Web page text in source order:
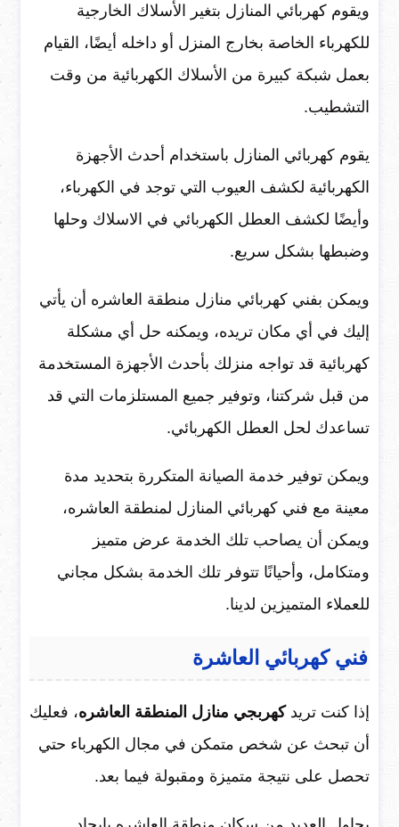
ويقوم كهربائي المنازل بتغير الأسلاك الخارجية
للكهرباء الخاصة بخارج المنزل أو داخله أيضًا، القيام
بعمل شبكة كبيرة من الأسلاك الكهربائية من وقت
التشطيب.
يقوم كهربائي المنازل باستخدام أحدث الأجهزة
الكهربائية لكشف العيوب التي توجد في الكهرباء،
وأيضًا لكشف العطل الكهربائي في الاسلاك وحلها
وضبطها بشكل سريع.
ويمكن بفني كهربائي منازل منطقة العاشره أن يأتي
إليك في أي مكان تريده، ويمكنه حل أي مشكلة
كهربائية قد تواجه منزلك بأحدث الأجهزة المستخدمة
من قبل شركتنا، وتوفير جميع المستلزمات التي قد
تساعدك لحل العطل الكهربائي.
ويمكن توفير خدمة الصيانة المتكررة بتحديد مدة
معينة مع فني كهربائي المنازل لمنطقة العاشره،
ويمكن أن يصاحب تلك الخدمة عرض متميز
ومتكامل، وأحيانًا تتوفر تلك الخدمة بشكل مجاني
للعملاء المتميزين لدينا.
فني كهربائي العاشرة
إذا كنت تريد كهربجي منازل المنطقة العاشره، فعليك
أن تبحث عن شخص متمكن في مجال الكهرباء حتي
تحصل على نتيجة متميزة ومقبولة فيما بعد.